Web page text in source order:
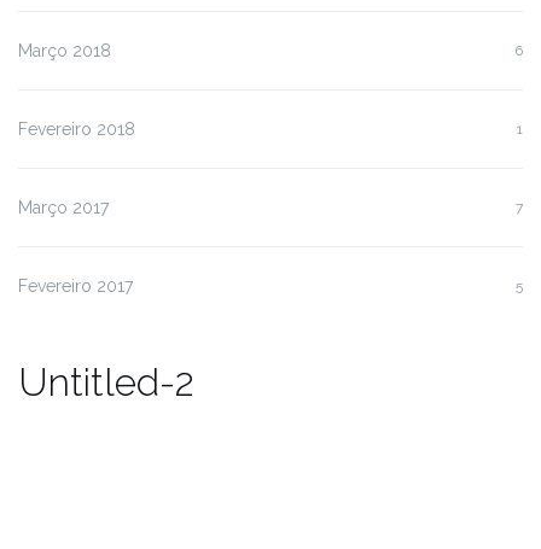
Março 2018 6
Fevereiro 2018 1
Março 2017 7
Fevereiro 2017 5
Untitled-2